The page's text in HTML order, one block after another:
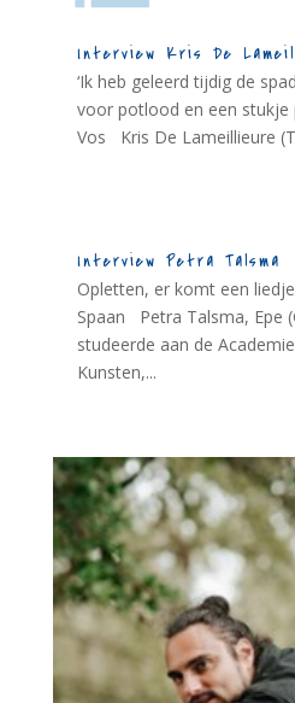
Interview Kris De
‘Ik heb geleerd tijdig de
voor potlood en een stukje
Vos Kris De Lameillieure
Interview Petra Talsma
Opletten, er komt een
Spaan Petra Talsma, Epe
studeerde aan de
Kunsten,...